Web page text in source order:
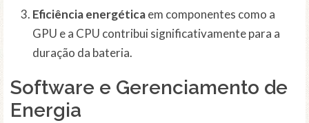
Eficiência energéticaem componentes como a
GPU e a CPU contribui significativamente para a
duração da bateria.
Software e Gerenciamento de
Energia